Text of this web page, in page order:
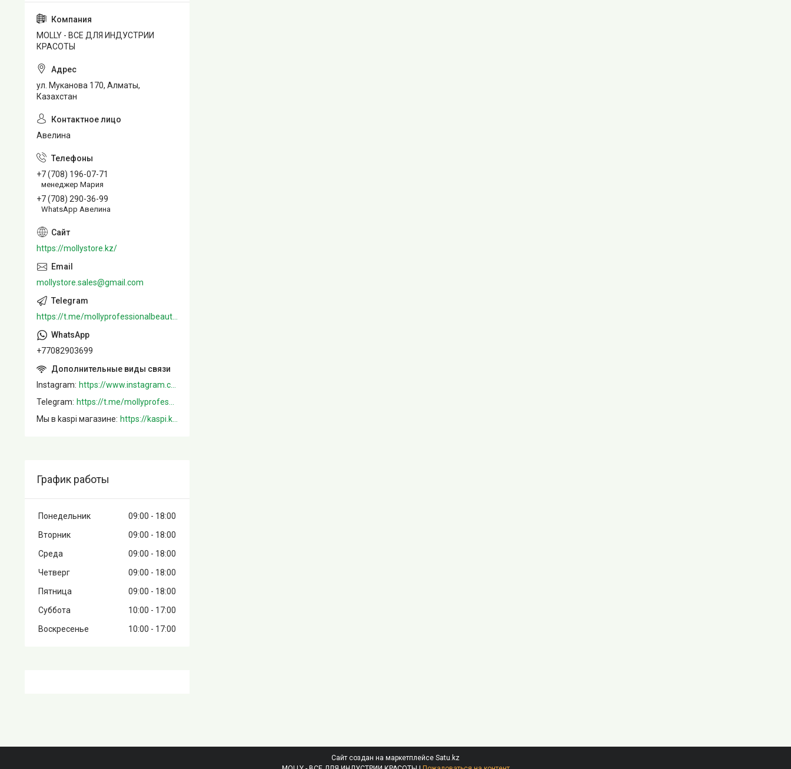
MOLLY - ВСЕ ДЛЯ ИНДУСТРИИ
КРАСОТЫ
ул. Муканова 170, Алматы,
Казахстан
Авелина
+7 (708) 196-07-71
менеджер Мария
+7 (708) 290-36-99
WhatsApp Авелина
https://mollystore.kz/
mollystore.sales@gmail.com
+77082903699
Instagram
Telegram
Мы в kaspi магазине
График работы
Понедельник 09:00
18:00
Вторник
09:00
18:00
Среда
09:00
18:00
Четверг
09:00
18:00
Пятница
09:00
18:00
Суббота
10:00
17:00
Воскресенье
10:00 17:00
Сайт создан на маркетплейсе Satu.kz